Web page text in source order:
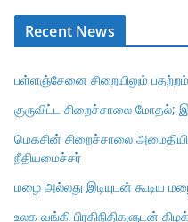
Recent News
பள்ளஞ்சேனை சிறையிலும்
குருவிட்ட சிறைச்சாலை மோதல்;
மெகசின் சிறைச்சாலை
நீதியமைச்சர்
மழை அல்லது இடியுடன் கூடிய
உலக வங்கி பிரதிநிதிகளுடன்